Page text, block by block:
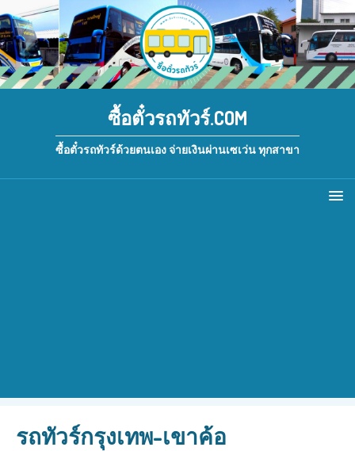
ซื้อตั๋วรถทัวร์.COM
ซื้อตั๋วรถทัวร์ด้วยตนเอง จ่ายเงินผ่านเซเว่น ทุกสาขา
รถทัวร์กรุงเทพ-เขาค้อ